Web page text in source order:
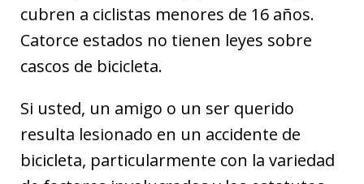
cubren a ciclistas menores de 16 años.
Catorce estados no tienen leyes sobre
cascos de bicicleta.
Si usted, un amigo o un ser querido
resulta lesionado en un accidente de
bicicleta, particularmente con la variedad